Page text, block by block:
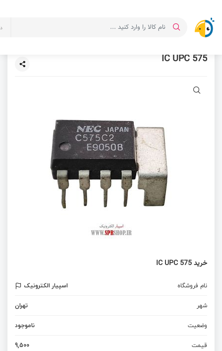
IC UPC 575
خرید IC UPC 575
نام فروشگاه
اسپیار الکترونیک
شهر
تهران
وضعیت
ناموجود
قیمت
9,500